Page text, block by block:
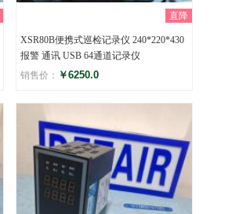
直降
XSR80B便携式巡检记录仪 240*220*430
报警 通讯 USB 64通道记录仪
销售价： ￥6250.0
评分